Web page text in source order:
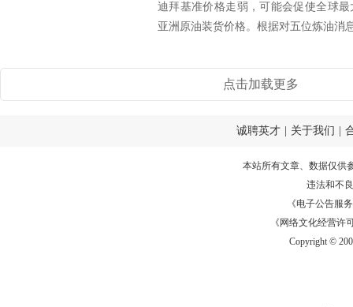
迪拜基准价格走弱，可能会促使全球
亚洲原油装货价格。根据对五位炼油消
点击加载更多
诚聘英才 关于我们
本站所有文章、数据仅供
违法和不
《电子公告服务
《网络文化经营许
Copyright ©